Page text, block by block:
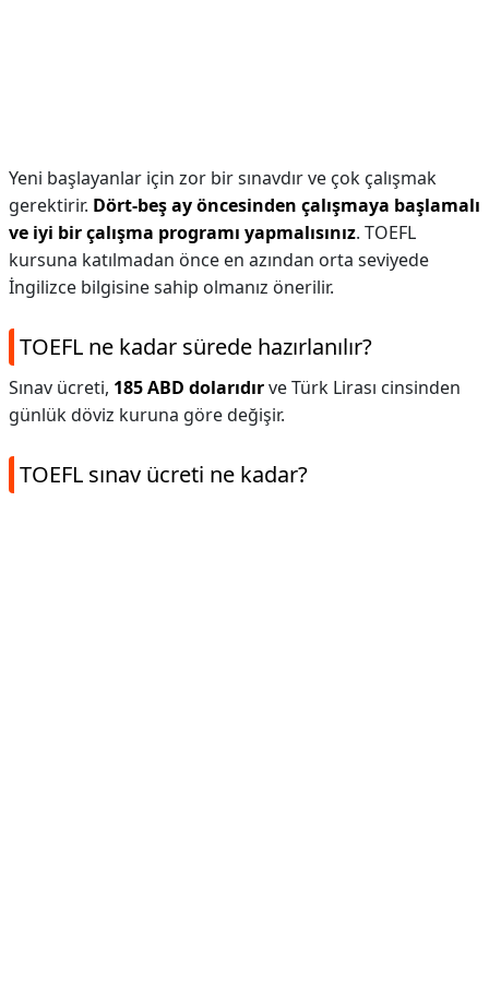
Yeni başlayanlar için zor bir sınavdır ve çok çalışmak
gerektirir. Dört-beş ay öncesinden çalışmaya başlamalı
ve iyi bir çalışma programı yapmalısınız. TOEFL
kursuna katılmadan önce en azından orta seviyede
İngilizce bilgisine sahip olmanız önerilir.
TOEFL ne kadar sürede hazırlanılır?
Sınav ücreti, 185 ABD dolarıdırve Türk Lirası cinsinden
günlük döviz kuruna göre değişir.
TOEFL sınav ücreti ne kadar?